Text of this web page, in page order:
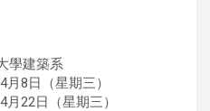
學建築系
8日（星期三）
22日（星期三）